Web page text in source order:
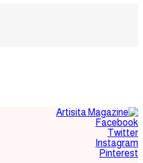
Facebook
Twitter
Instagram
Pinterest